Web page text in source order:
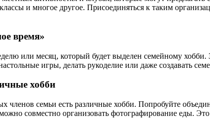
и многое другое. Присоединяться к таким
время»
или месяц, который будет выделен семейному
игры, делать рукоделие или даже создавать
хобби
членов семьи есть различные хобби. Попробуйте
совместно организовать фотографирование еды.